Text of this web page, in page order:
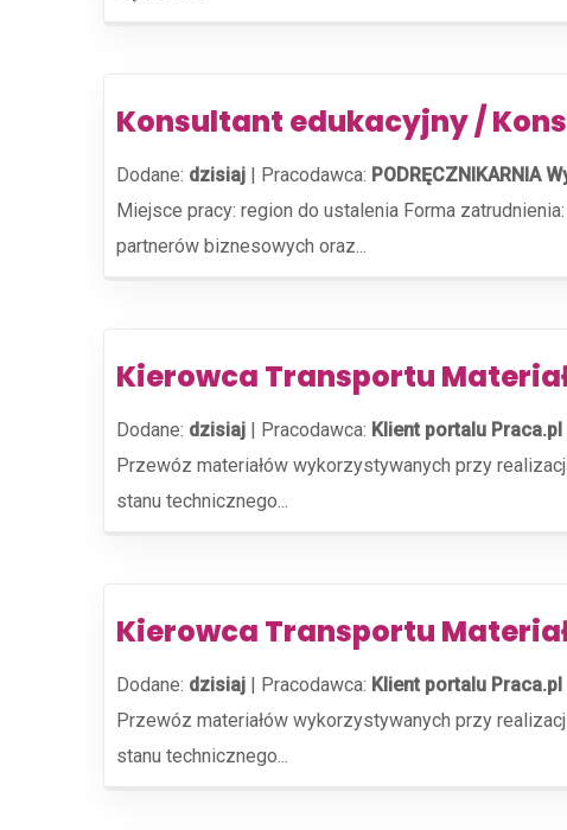
Konsultant edukacyjny /
Dodane: dzisiaj | Pracodawca: PODRĘCZNIKARNIA
Miejsce pracy: region do ustalenia Forma
partnerów biznesowych oraz...
Kierowca Transportu
Dodane: dzisiaj | Pracodawca: Klient portalu Praca.pl
Przewóz materiałów wykorzystywanych przy
stanu technicznego...
Kierowca Transportu
Dodane: dzisiaj | Pracodawca: Klient portalu Praca.pl
Przewóz materiałów wykorzystywanych przy
stanu technicznego...